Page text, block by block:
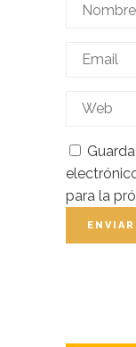
para la